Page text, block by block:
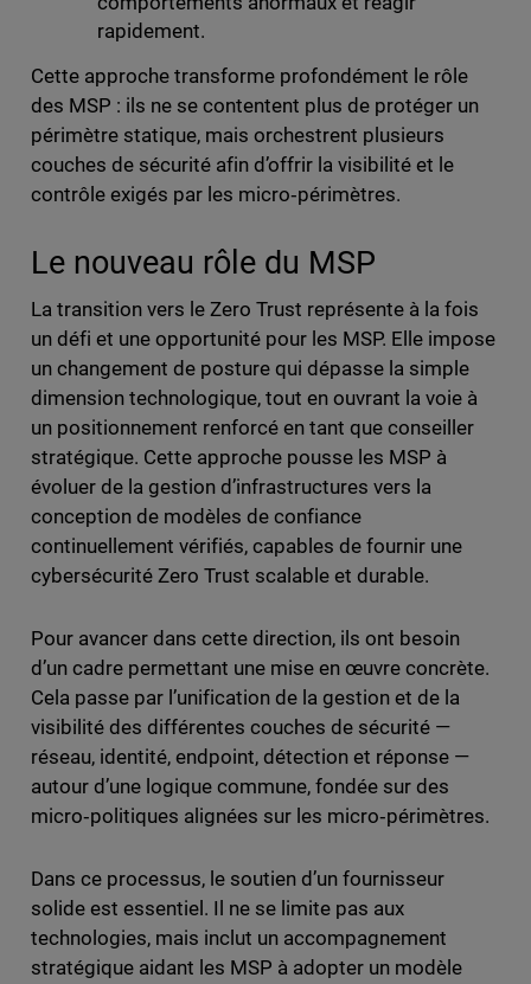
rapidement.
Cette approche transforme profondément le rôle
des MSP : ils ne se contentent plus de protéger un
périmètre statique, mais orchestrent plusieurs
couches de sécurité afin d’offrir la visibilité et le
contrôle exigés par les micro‑périmètres.
Le nouveau rôle du MSP
La transition vers le Zero Trust représente à la fois
un défi et une opportunité pour les MSP. Elle impose
un changement de posture qui dépasse la simple
dimension technologique, tout en ouvrant la voie à
un positionnement renforcé en tant que conseiller
stratégique. Cette approche pousse les MSP à
évoluer de la gestion d’infrastructures vers la
conception de modèles de confiance
continuellement vérifiés, capables de fournir une
cybersécurité Zero Trust scalable et durable.
Pour avancer dans cette direction, ils ont besoin
d’un cadre permettant une mise en œuvre concrète.
Cela passe par l’unification de la gestion et de la
visibilité des différentes couches de sécurité —
réseau, identité, endpoint, détection et réponse —
autour d’une logique commune, fondée sur des
micro‑politiques alignées sur les micro‑périmètres.
Dans ce processus, le soutien d’un fournisseur
solide est essentiel. Il ne se limite pas aux
technologies, mais inclut un accompagnement
stratégique aidant les MSP à adopter un modèle